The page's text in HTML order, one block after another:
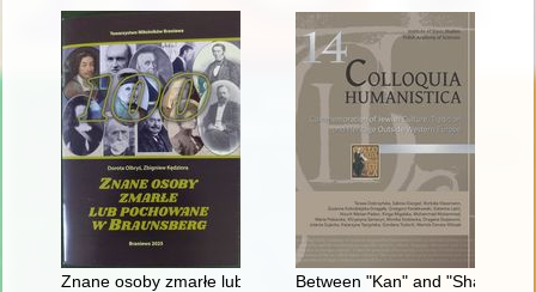
Znane osoby zmarłe lub pochowane w Braunsberg
Between "Kan" and "Sham" :